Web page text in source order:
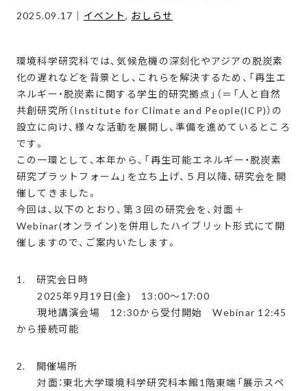
2025.09.17｜ イベント, おしらせ
環境科学研究科では、気候危機の深刻化やアジアの脱炭素
化の遅れなどを背景とし、これらを解決するため、「再生エ
ネルギー・脱炭素に関する学生的研究拠点」（＝「人と自然
共創研究所（Institute for Climate and People(ICP)）の
設立に向け、様々な活動を展開し、準備を進めているところ
です。
この一環として、本年から、「再生可能エネルギー・脱炭素
研究プラットフォーム」を立ち上げ、５月以降、研究会を開
催してきました。
今回は、以下のとおり、第３回の研究会を、対面＋
Webinar(オンライン)を併用したハイブリット形式にて開
催しますので、ご案内いたします。
1. 研究会日時
2025年9月19日(金) 13:00～17:00
現地講演会場 12:30から受付開始 Webinar 12:45
から接続可能
2. 開催場所
対面：東北大学環境科学研究科本館1階東端「展示スペ